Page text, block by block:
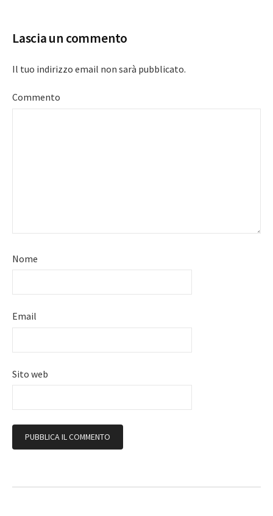
Lascia un commento
Il tuo indirizzo email non sarà pubblicato.
Commento
Nome
Email
Sito web